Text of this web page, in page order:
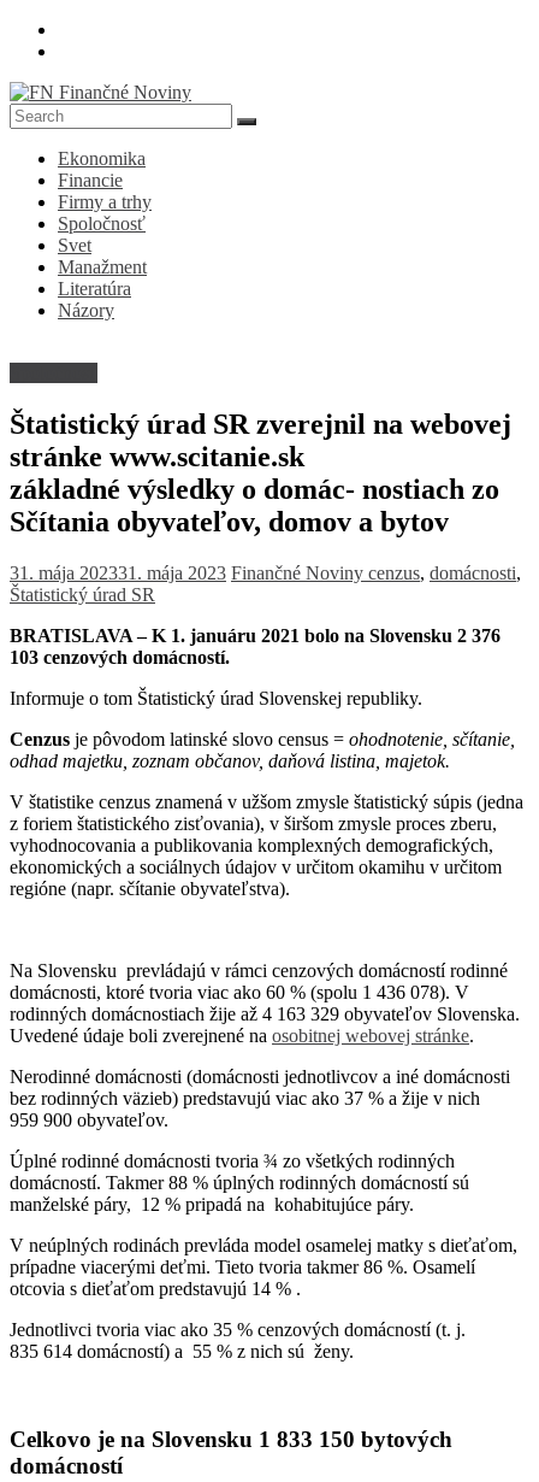
Skip
FN
Finančné
Noviny
Denník
ekonomike
spoločnosti
Ekonomika
Financie
Firmy a trhy
Spoločnosť
Svet
Manažment
Literatúra
Názory
Štatistický úrad SR zverejnil na webovej
stránke www.scitanie.sk
základné výsledky o domác- nostiach zo
Sčítania obyvateľov, domov a bytov
31. mája 202331. mája 2023 Finančné Noviny cenzus, domácnosti,
Štatistický úrad SR
BRATISLAVA – K 1. januáru 2021 bolo na Slovensku 2 376
103 cenzových domácností.
Informuje o tom Štatistický úrad Slovenskej republiky.
Cenzus je pôvodom latinské slovo census = ohodnotenie, sčítanie,
odhad majetku, zoznam občanov, daňová listina, majetok.
V štatistike cenzus znamená v užšom zmysle štatistický súpis (jedna
z foriem štatistického zisťovania), v širšom zmysle proces zberu,
vyhodnocovania a publikovania komplexných demografických,
ekonomických a sociálnych údajov v určitom okamihu v určitom
regióne (napr. sčítanie obyvateľstva).
Na Slovensku prevládajú v rámci cenzových domácností rodinné
domácnosti, ktoré tvoria viac ako 60 % (spolu 1 436 078). V
rodinných domácnostiach žije až 4 163 329 obyvateľov Slovenska.
Uvedené údaje boli zverejnené na osobitnej webovej stránke.
Nerodinné domácnosti (domácnosti jednotlivcov a iné domácnosti
bez rodinných väzieb) predstavujú viac ako 37 % a žije v nich
959 900 obyvateľov.
Úplné rodinné domácnosti tvoria ¾ zo všetkých rodinných
domácností. Takmer 88 % úplných rodinných domácností sú
manželské páry, 12 % pripadá na kohabitujúce páry.
V neúplných rodinách prevláda model osamelej matky s dieťaťom,
prípadne viacerými deťmi. Tieto tvoria takmer 86 %. Osamelí
otcovia s dieťaťom predstavujú 14 % .
Jednotlivci tvoria viac ako 35 % cenzových domácností (t. j.
835 614 domácností) a 55 % z nich sú ženy.
Celkovo je na Slovensku 1 833 150 bytových
domácností